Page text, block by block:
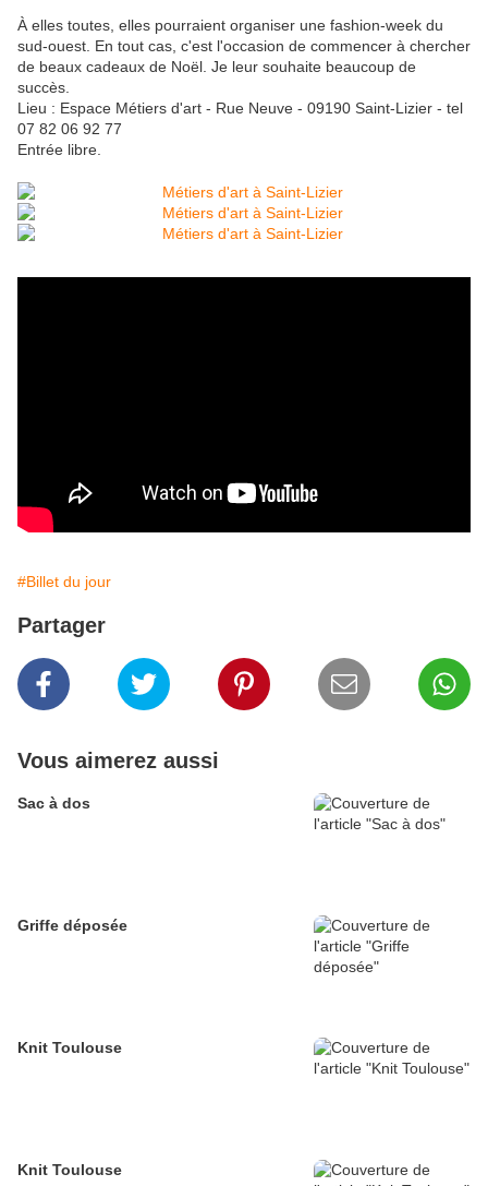
À elles toutes, elles pourraient organiser une fashion-week du
sud-ouest. En tout cas, c'est l'occasion de commencer à chercher
de beaux cadeaux de Noël. Je leur souhaite beaucoup de
succès.
Lieu : Espace Métiers d'art - Rue Neuve - 09190 Saint-Lizier - tel
07 82 06 92 77
Entrée libre.
#Billet du jour
Partager
Vous aimerez aussi
Sac à dos
Griffe déposée
Knit Toulouse
Knit Toulouse